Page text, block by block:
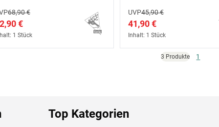
68,90 €
€
1 Stück
UVP45,90 €
41,90 €
Inhalt: 1 Stück
3 Produkte 1
Top Kategorien